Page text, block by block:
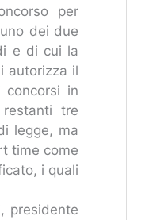
per
dei due
e di cui la
autorizza il
in
tre
legge, ma
time come
i quali
presidente